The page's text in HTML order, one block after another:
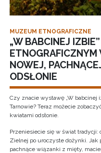
MUZEUM ETNOGRAFICZNE
„W BABCINEJ
NOWEJ,
ODSŁONIE
Czy znacie wystawę „W
Tarnowie? Teraz możecie
kwiatami odsłonie.
Przeniesiecie się w świat
Zielnej po uroczyste dożynki. Jak
pachnące wiązanki z mięty,